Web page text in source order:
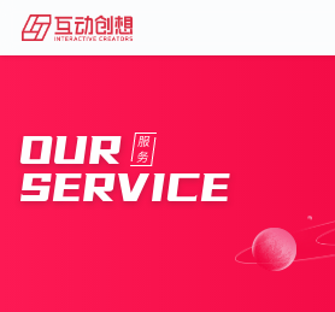
OUR
服
务
SERVICE